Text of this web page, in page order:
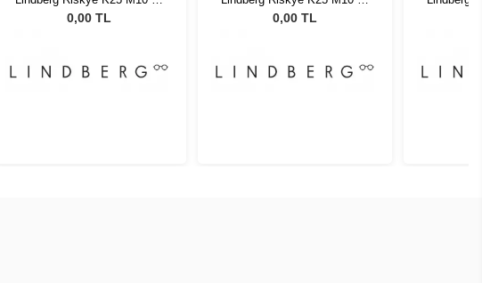
135
0,00 TL
135
0,00 TL